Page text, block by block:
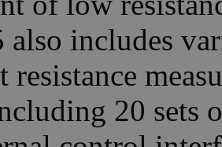
also includes
resistance
20 sets